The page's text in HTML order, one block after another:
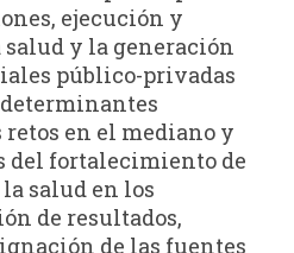
ejecución y
y la generación
público-privadas
retos en el mediano y
del fortalecimiento de
salud en los
de resultados,
de las fuentes